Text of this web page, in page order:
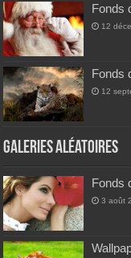
Fonds
12
Fonds
12
Galeries Aléatoires
Fonds
3 août